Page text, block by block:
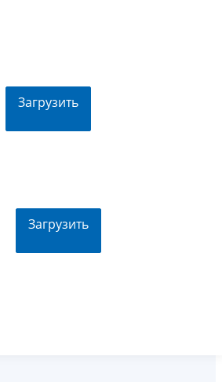
Загрузить
Загрузить